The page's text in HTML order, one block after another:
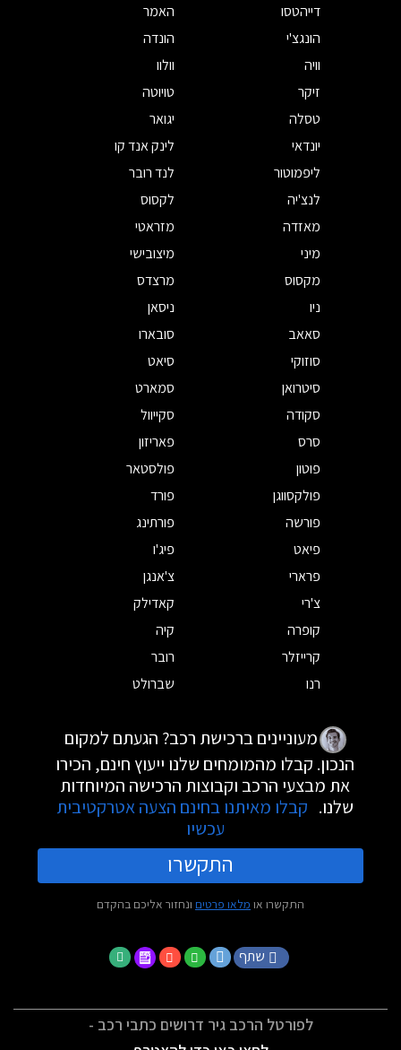
דייהטסו
האמר
הונגצ'י
הונדה
וויה
וולוו
זיקר
טויוטה
טסלה
יגואר
יונדאי
לינק אנד קו
ליפמוטור
לנד רובר
לנצ'יה
לקסוס
מאזדה
מזראטי
מיני
מיצובישי
מקסוס
מרצדס
ניו
ניסאן
סאאב
סובארו
סוזוקי
סיאט
סיטרואן
סמארט
סקודה
סקייוול
סרס
פאריזון
פוטון
פולסטאר
פולקסווגן
פורד
פורשה
פורתינג
פיאט
פיג'ו
פרארי
צ'אנגן
צ'רי
קאדילק
קופרה
קיה
קרייזלר
רובר
רנו
שברולט
מעוניינים ברכישת רכב? הגעתם למקום
הנכון. קבלו מהמומחים שלנו ייעוץ חינם, הכירו
את מבצעי הרכב וקבוצות הרכישה המיוחדות
שלנו. קבלו מאיתנו בחינם הצעה אטרקטיבית
עכשיו
התקשרו
התקשרו או מלאו פרטים ונחזור אליכם בהקדם
שתף
לפורטל הרכב גיר דרושים כתבי רכב -